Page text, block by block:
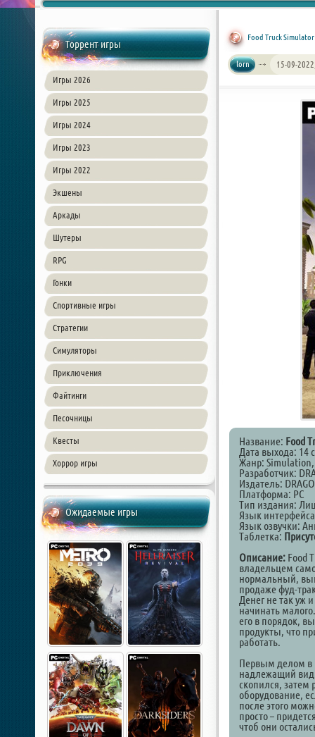
Торрент игры
Игры 2026
Игры 2025
Игры 2024
Игры 2023
Игры 2022
Экшены
Аркады
Шутеры
RPG
Гонки
Спортивные игры
Стратегии
Симуляторы
Приключения
Файтинги
Песочницы
Квесты
Хоррор игры
Ожидаемые игры
Food Truck
lorn 15-09-
Название: Food
Дата выхода: 14
Жанр: Simulation,
Разработчик:
Издатель:
Платформа: PC
Тип издания:
Язык
Язык озвучки:
Таблетка:
Описание: Food
владельцем
нормальный,
продаже фуд-
Денег не так уж
начинать
его в порядок,
продукты, что
работать.
Первым делом в
надлежащий
скопился, затем
оборудование,
после этого
просто –
чтоб они